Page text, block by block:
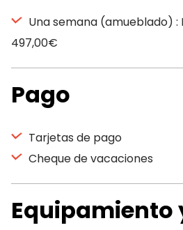
Una semana (amueblado) :
497,00€
Pago
Tarjetas de pago
Cheque de vacaciones
Equipamiento